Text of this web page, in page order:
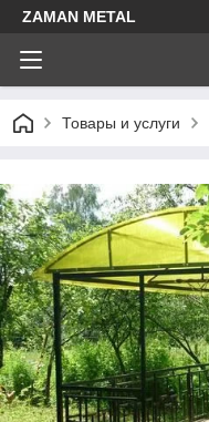
ZAMAN METAL
Товары и услуги